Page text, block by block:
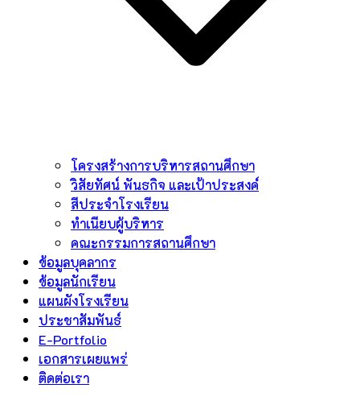
โครงสร้างการบริหารสถานศึกษา
วิสัยทัศน์ พันธกิจ และเป้าประสงค์
สีประจำโรงเรียน
ทำเนียบผู้บริหาร
คณะกรรมการสถานศึกษา
ข้อมูลบุคลากร
ข้อมูลนักเรียน
แผนผังโรงเรียน
ประชาสัมพันธ์
E-Portfolio
เอกสารเผยแพร่
ติดต่อเรา